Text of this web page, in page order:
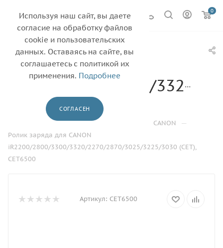
0
Ролик заряда для
CANON
iR2200/2800/3300/3320/
(CET), CET6500
Каталог — Ролик заряда CANON —
Ролик заряда для CANON
iR2200/2800/3300/3320/2270/2870/3025/3225/3030 (CET),
CET6500
Артикул: CET6500
Используя наш сайт, вы даете
согласие на обработку файлов
cookie и пользовательских
данных. Оставаясь на сайте, вы
соглашаетесь с политикой их
применения. Подробнее
СОГЛАСЕН